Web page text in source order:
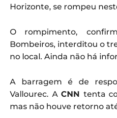
Horizonte, se rompeu
O rompimento,
Bombeiros, interditou o
no local. Ainda não há
A barragem é de
Vallourec. ACNN tenta
mas não houve retorno